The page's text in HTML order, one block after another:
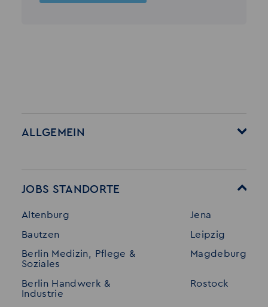
ALLGEMEIN
Stellenangebote
Initiativ bewerben
Merkzettel
Standorte
Referenzen
Interne Jobs
JOBS STANDORTE
Altenburg
Bautzen
Berlin Medizin, Pflege &
Soziales
Berlin Handwerk &
Industrie
Jena
Leipzig
Magdeburg
Rostock